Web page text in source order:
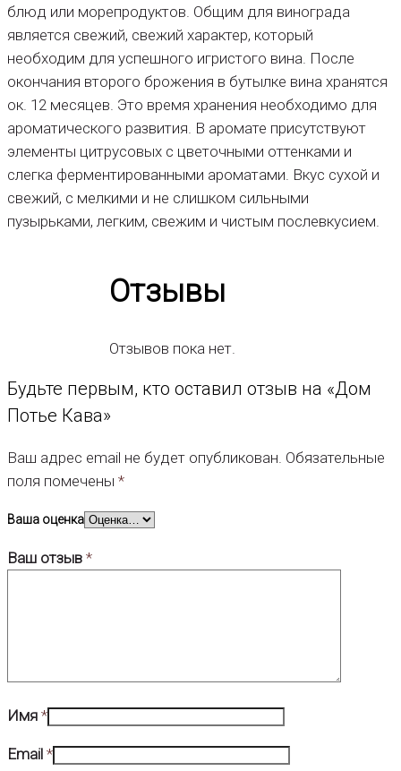
блюд или морепродуктов. Общим для винограда
является свежий, свежий характер, который
необходим для успешного игристого вина. После
окончания второго брожения в бутылке вина хранятся
ок. 12 месяцев. Это время хранения необходимо для
ароматического развития. В аромате присутствуют
элементы цитрусовых с цветочными оттенками и
слегка ферментированными ароматами. Вкус сухой и
свежий, с мелкими и не слишком сильными
пузырьками, легким, свежим и чистым послевкусием.
Отзывы
Отзывов пока нет.
Будьте первым, кто оставил отзыв на «Дом
Потье Кава»
Ваш адрес email не будет опубликован. Обязательные
поля помечены *
Ваша оценка
Ваш отзыв *
Имя *
Email *